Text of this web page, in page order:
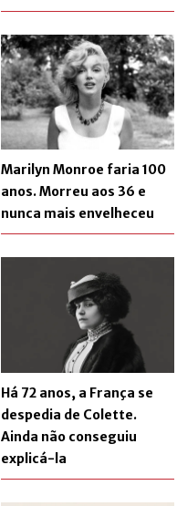
Marilyn Monroe faria 100
anos. Morreu aos 36 e
nunca mais envelheceu
Há 72 anos, a França se
despedia de Colette.
Ainda não conseguiu
explicá-la